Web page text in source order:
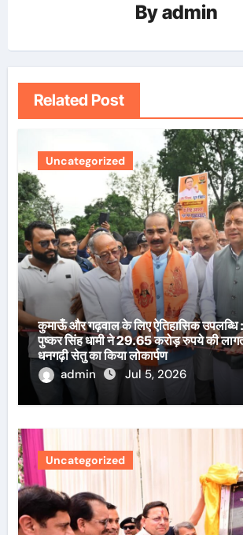
Byadmin
Related Post
Uncategorized
कुमाऊँ और गढ़वाल के लिए ऐतिहासिक उपलब्धि
पुष्कर सिंह धामी ने 29.65 करोड़ रुपये की लागत
धनगढ़ी सेतु का किया लोकार्पण
admin
Jul 5, 2026
Uncategorized